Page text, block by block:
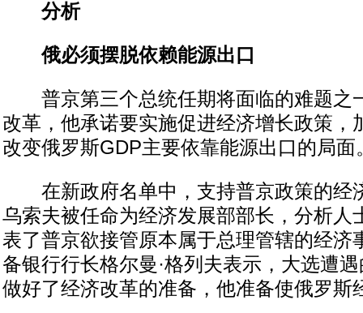
分析
俄必须摆脱依赖能源出口
普京第三个总统任期将面临的难题之
改革，他承诺要实施促进经济增长政策，
改变俄罗斯GDP主要依靠能源出口的局面
在新政府名单中，支持普京政策的经
乌索夫被任命为经济发展部部长，分析人
表了普京欲接管原本属于总理管辖的经济
备银行行长格尔曼·格列夫表示，大选遭
做好了经济改革的准备，他准备使俄罗斯